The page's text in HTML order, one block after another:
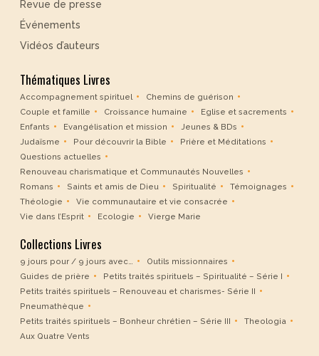
Revue de presse
Événements
Vidéos d’auteurs
Thématiques Livres
Accompagnement spirituel
Chemins de guérison
Couple et famille
Croissance humaine
Eglise et sacrements
Enfants
Evangélisation et mission
Jeunes & BDs
Judaïsme
Pour découvrir la Bible
Prière et Méditations
Questions actuelles
Renouveau charismatique et Communautés Nouvelles
Romans
Saints et amis de Dieu Spiritualité
Témoignages
Théologie
Vie communautaire et vie consacrée
Vie dans l’Esprit
Ecologie Vierge Marie
Collections Livres
9 jours pour / 9 jours avec…
Outils missionnaires
Guides de prière
Petits traités spirituels – Spiritualité – Série I
Petits traités spirituels – Renouveau et charismes- Série II
Pneumathèque
Petits traités spirituels – Bonheur chrétien – Série III
Theologia
Aux Quatre Vents